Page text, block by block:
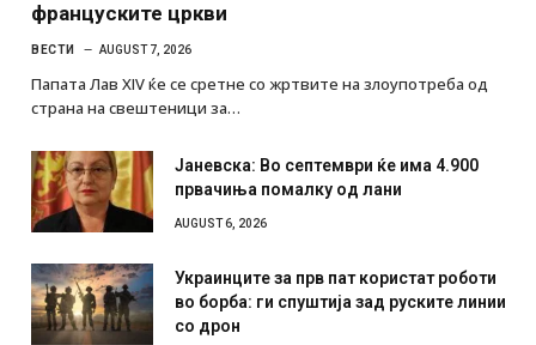
француските цркви
ВЕСТИ AUGUST 7, 2026
Папата Лав XIV ќе се сретне со жртвите на злоупотреба од
страна на свештеници за…
Јаневска: Во септември ќе има 4.900
првачиња помалку од лани
AUGUST 6, 2026
Украинците за прв пат користат роботи
во борба: ги спуштија зад руските линии
со дрон